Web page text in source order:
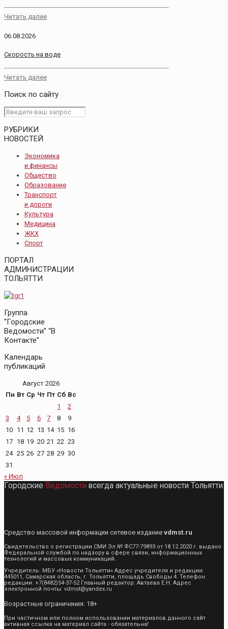
Читать далее
06.08.2026
Скорость на воде
Читать далее
Поиск по сайту
РУБРИКИ
НОВОСТЕЙ
Экономика
и финансы
Общество
Образование
Транспорт
и дороги
Культура
Медицина
ЖКХ
Спорт
ПОРТАЛ
АДМИНИСТРАЦИИ
ТОЛЬЯТТИ
Группа
“Городские
Ведомости” “В
Контакте”
Календарь
публикаций
Август 2026
Пн Вт Ср Чт Пт Сб Вс
1
2
3
4 5 6 7 8
9
10 11 12 13 14 15 16
17 18 19 20 21 22 23
24 25 26 27 28 29 30
31
« Июл
Городские Ведомости всегда актуальные новости Тольятти
Средство массовой информации сетевое издание vdmst.ru
Свидетельство о регистрации СМИ Эл № ФС77-79893 от 18.12.2020 г. выдано
Федеральной службой по надзору в сфере связи, информационных
технологий и массовых коммуникаций.
Учредитель: МБУ «Новости Тольятти» Адрес учредителя и редакции:
445011, Самарская область, г. Тольятти, площадь Свободы 4. Телефон
редакции: +7(8482)54-37-52 Главный редактор: Автаева Е.Н. Адрес
электронной почты: vdmst@yandex.ru
Возрастные ограничения: 18+
При частичном или полном использовании материалов данного сайт
активная ссылка на материал сайта - обязательна!